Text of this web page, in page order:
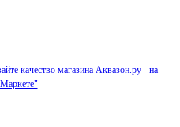
качество магазина Аквазон.ру - на